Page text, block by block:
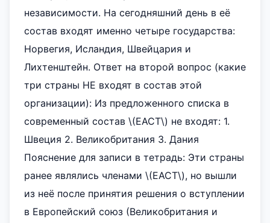
независимости. На сегодняшний день в её
состав входят именно четыре государства:
Норвегия, Исландия, Швейцария и
Лихтенштейн. Ответ на второй вопрос (какие
три страны НЕ входят в состав этой
организации): Из предложенного списка в
современный состав \(ЕАСТ\) не входят: 1.
Швеция 2. Великобритания 3. Дания
Пояснение для записи в тетрадь: Эти страны
ранее являлись членами \(ЕАСТ\), но вышли
из неё после принятия решения о вступлении
в Европейский союз (Великобритания и